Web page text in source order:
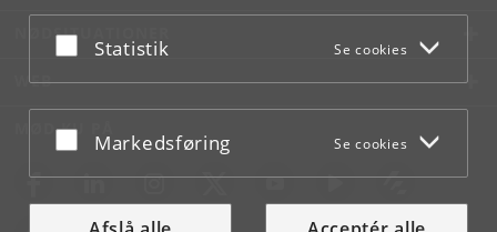
underCookie- og privatlivspolitiksom du finder i
bunden af hver side.
Acceptér eller afslå
Statistik Se cookies
Acceptér eller afslå
Markedsføring Se cookies
NØDSITUATIONER
WEB
MØD KU PÅ